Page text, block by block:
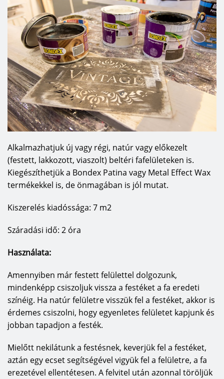
Alkalmazhatjuk új vagy régi, natúr vagy előkezelt
(festett, lakkozott, viaszolt) beltéri fafelületeken is.
Kiegészíthetjük a Bondex Patina vagy Metal Effect Wax
termékekkel is, de önmagában is jól mutat.
Kiszerelés kiadóssága: 7 m2
Száradási idő: 2 óra
Használata:
Amennyiben már festett felülettel dolgozunk,
mindenképp csiszoljuk vissza a festéket a fa eredeti
színéig. Ha natúr felületre visszük fel a festéket, akkor is
érdemes csiszolni, hogy egyenletes felületet kapjunk és
jobban tapadjon a festék.
Mielőtt nekilátunk a festésnek, keverjük fel a festéket,
aztán egy ecset segítségével vigyük fel a felületre, a fa
erezetével ellentétesen. A felvitel után azonnal töröljük